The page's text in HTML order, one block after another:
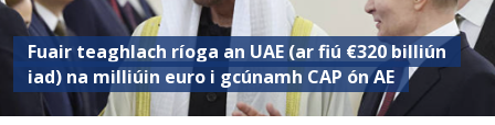
Fuair ​​teaghlach ríoga an UAE (ar fiú €320 billiún
iad) na milliúin euro i gcúnamh CAP ón AE